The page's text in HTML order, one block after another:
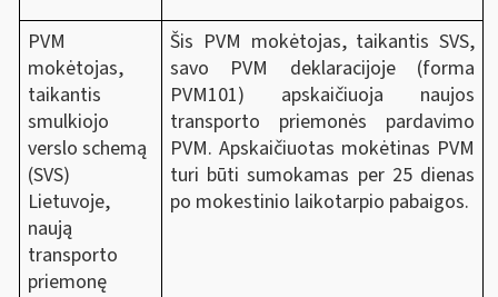
PVM
mokėtojas,
taikantis
smulkiojo
verslo schemą
(SVS)
Lietuvoje,
naują
transporto
priemonę
Šis PVM mokėtojas, taikantis SVS,
savo PVM deklaracijoje (forma
PVM101) apskaičiuoja naujos
transporto priemonės pardavimo
PVM. Apskaičiuotas mokėtinas PVM
turi būti sumokamas per 25 dienas
po mokestinio laikotarpio pabaigos.